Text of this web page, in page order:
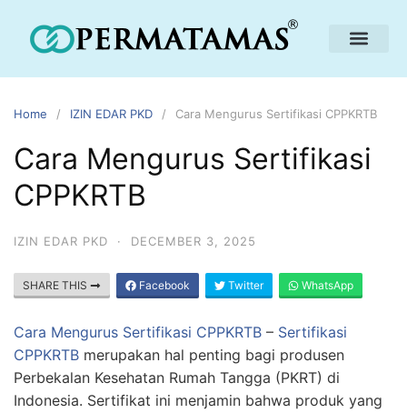
Home IZIN EDAR PKD Cara Mengurus Sertifikasi CPPKRTB
Cara Mengurus Sertifikasi
CPPKRTB
IZIN EDAR PKD · DECEMBER 3, 2025
SHARE THIS Facebook Twitter WhatsApp
Cara Mengurus Sertifikasi CPPKRTB – Sertifikasi
CPPKRTB merupakan hal penting bagi produsen
Perbekalan Kesehatan Rumah Tangga (PKRT) di
Indonesia. Sertifikat ini menjamin bahwa produk yang